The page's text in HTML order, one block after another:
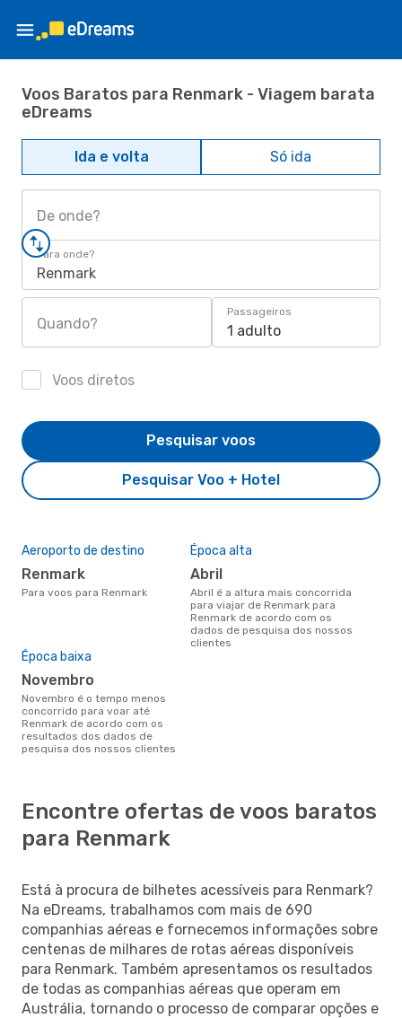
Voos Baratos para Renmark - Viagem barata
eDreams
Ida e volta Só ida
De onde?
Para onde?
Renmark
Quando?
Passageiros
1 adulto
Voos diretos
Pesquisar Voo + Hotel
Pesquisar voos
Aeroporto de destino
Renmark
Para voos para Renmark
Época alta
abril
abril é a altura mais concorrida
para viajar de Renmark para
Renmark de acordo com os
dados de pesquisa dos nossos
clientes
Época baixa
novembro
novembro é o tempo menos
concorrido para voar até
Renmark de acordo com os
resultados dos dados de
pesquisa dos nossos clientes
Encontre ofertas de voos baratos
para Renmark
Está à procura de bilhetes acessíveis para Renmark?
Na eDreams, trabalhamos com mais de 690
companhias aéreas e fornecemos informações sobre
centenas de milhares de rotas aéreas disponíveis
para Renmark. Também apresentamos os resultados
de todas as companhias aéreas que operam em
Austrália, tornando o processo de comparar opções e